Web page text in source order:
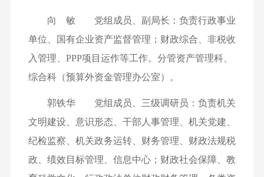
向 敏 党组成员、副局长：负责行政事业
单位、国有企业资产监督管理；财政综合、非税收
入管理、PPP项目运作等工作。分管资产管理科、
综合科（预算外资金管理办公室）。
郭铁华 党组成员、三级调研员：负责机关
文明建设、意识形态、干部人事管理、机关党建、
纪检监察、机关政务运转、财务管理、财政法规税
政、绩效目标管理、信息中心；财政社会保障、教